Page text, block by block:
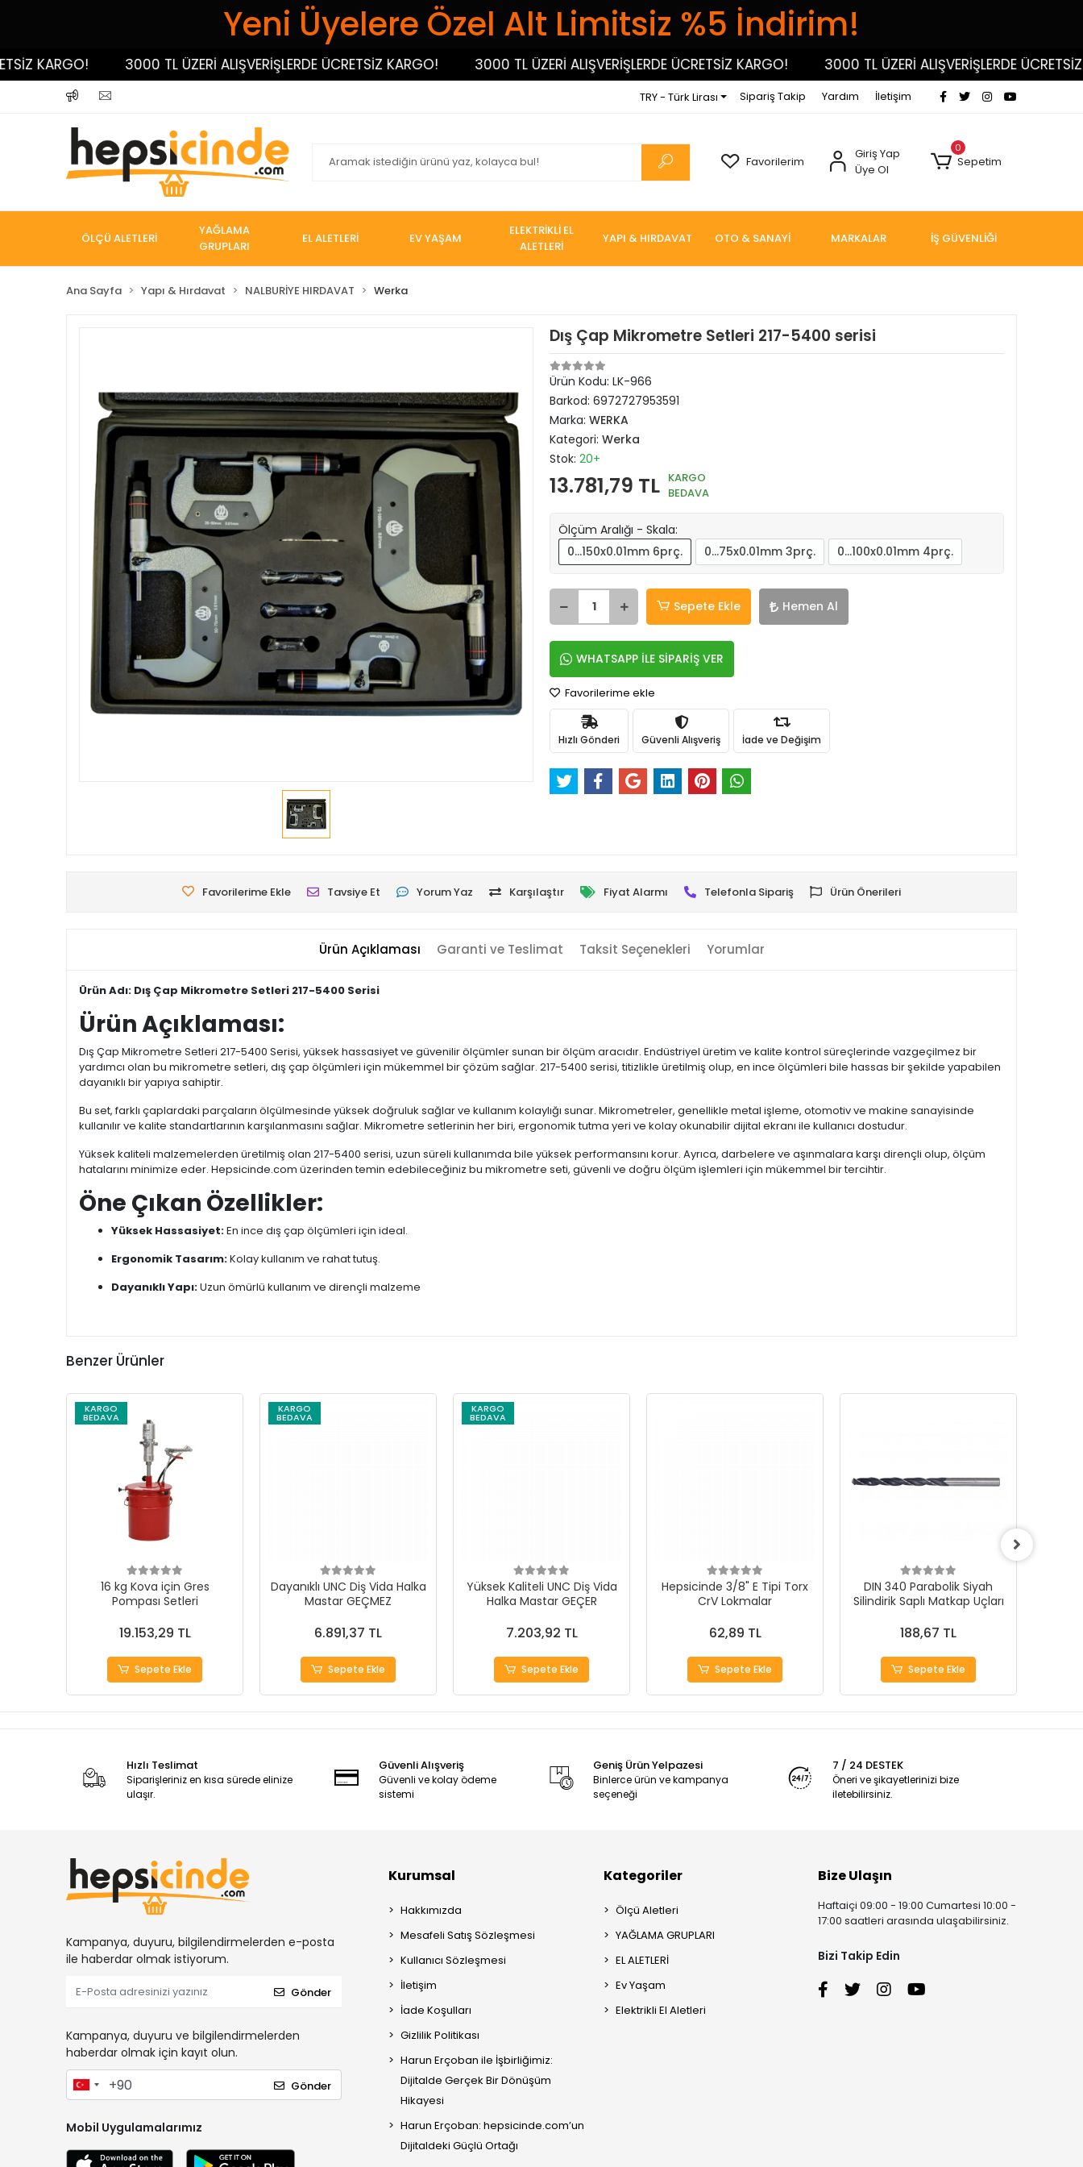
Yeni Üyelere Özel Alt Limitsiz %5 İndirim!
KARGO! 3000 TL ÜZERİ ALIŞVERİŞLERDE ÜCRETSİZ KARGO! 3000 TL ÜZERİ ALIŞVERİŞLERDE ÜCRETSİZ KARGO! 3000 TL ÜZERİ ALIŞVERİŞLERDE ÜCRETSİZ
TRY - Türk Lirası Sipariş Takip Yardım İletişim
Favorilerim
Giriş Yap
Üye Ol
0
Sepetim
ÖLÇÜ ALETLERİ
YAĞLAMA
GRUPLARI
EL ALETLERİ EV YAŞAM
ELEKTRİKLİ EL
ALETLERİ
YAPI & HIRDAVAT OTO & SANAYİ MARKALAR İŞ GÜVENLİĞİ
Ana Sayfa Yapı & Hırdavat NALBURİYE HIRDAVAT Werka
Dış Çap Mikrometre Setleri 217-5400 serisi
Ürün Kodu: LK-966
Barkod: 6972727953591
Marka: WERKA
Kategori: Werka
Stok: 20+
13.781,79 TL KARGO
BEDAVA
Ölçüm Aralığı - Skala:
0...150x0.01mm 6prç.
0...75x0.01mm 3prç. 0...100x0.01mm 4prç.
Sepete Ekle Hemen Al
WHATSAPP İLE SİPARİŞ VER
Favorilerime ekle
Hızlı Gönderi Güvenli Alışveriş İade ve Değişim
Favorilerime Ekle Tavsiye Et Yorum Yaz Karşılaştır Fiyat Alarmı Telefonla Sipariş Ürün Önerileri
Ürün Açıklaması Garanti ve Teslimat Taksit Seçenekleri Yorumlar
Ürün Adı: Dış Çap Mikrometre Setleri 217-5400 Serisi
Ürün Açıklaması:
Dış Çap Mikrometre Setleri 217-5400 Serisi, yüksek hassasiyet ve güvenilir ölçümler sunan bir ölçüm aracıdır. Endüstriyel üretim ve kalite kontrol süreçlerinde vazgeçilmez bir
yardımcı olan bu mikrometre setleri, dış çap ölçümleri için mükemmel bir çözüm sağlar. 217-5400 serisi, titizlikle üretilmiş olup, en ince ölçümleri bile hassas bir şekilde yapabilen
dayanıklı bir yapıya sahiptir.
Bu set, farklı çaplardaki parçaların ölçülmesinde yüksek doğruluk sağlar ve kullanım kolaylığı sunar. Mikrometreler, genellikle metal işleme, otomotiv ve makine sanayisinde
kullanılır ve kalite standartlarının karşılanmasını sağlar. Mikrometre setlerinin her biri, ergonomik tutma yeri ve kolay okunabilir dijital ekranı ile kullanıcı dostudur.
Yüksek kaliteli malzemelerden üretilmiş olan 217-5400 serisi, uzun süreli kullanımda bile yüksek performansını korur. Ayrıca, darbelere ve aşınmalara karşı dirençli olup, ölçüm
hatalarını minimize eder. Hepsicinde.com üzerinden temin edebileceğiniz bu mikrometre seti, güvenli ve doğru ölçüm işlemleri için mükemmel bir tercihtir.
Öne Çıkan Özellikler:
Yüksek Hassasiyet:En ince dış çap ölçümleri için ideal.
Ergonomik Tasarım:Kolay kullanım ve rahat tutuş.
Dayanıklı Yapı:Uzun ömürlü kullanım ve dirençli malzeme
Benzer Ürünler
KARGO
BEDAVA
16 kg Kova için Gres
Pompası Setleri
19.153,29 TL
Sepete Ekle
KARGO
BEDAVA
Dayanıklı UNC Diş Vida Halka
Mastar GEÇMEZ
6.891,37 TL
Sepete Ekle
KARGO
BEDAVA
Yüksek Kaliteli UNC Diş Vida
Halka Mastar GEÇER
7.203,92 TL
Sepete Ekle
Hepsicinde 3/8" E Tipi Torx
CrV Lokmalar
62,89 TL
Sepete Ekle
DIN 340 Parabolik Siyah
Silindirik Saplı Matkap Uçları
188,67 TL
Sepete Ekle
Hızlı Teslimat
Siparişleriniz en kısa sürede elinize
ulaşır.
Güvenli Alışveriş
Güvenli ve kolay ödeme
sistemi
Geniş Ürün Yelpazesi
Binlerce ürün ve kampanya
seçeneği
7 / 24 DESTEK
Öneri ve şikayetlerinizi bize
iletebilirsiniz.
Kampanya, duyuru, bilgilendirmelerden e-posta
ile haberdar olmak istiyorum.
Gönder
Kampanya, duyuru ve bilgilendirmelerden
haberdar olmak için kayıt olun.
Gönder
Mobil Uygulamalarımız
Kurumsal
Hakkımızda
Mesafeli Satış Sözleşmesi
Kullanıcı Sözleşmesi
İletişim
İade Koşulları
Gizlilik Politikası
Harun Erçoban ile İşbirliğimiz:
Dijitalde Gerçek Bir Dönüşüm
Hikayesi
Harun Erçoban: hepsicinde.com’un
Dijitaldeki Güçlü Ortağı
Kategoriler
Ölçü Aletleri
YAĞLAMA GRUPLARI
EL ALETLERİ
Ev Yaşam
Elektrikli El Aletleri
Bize Ulaşın
Haftaiçi 09:00 - 19:00 Cumartesi 10:00 -
17:00 saatleri arasında ulaşabilirsiniz.
Bizi Takip Edin